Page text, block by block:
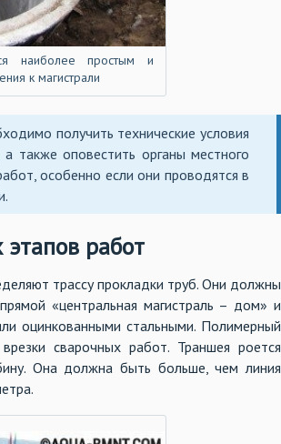
наиболее простым и
к магистрали
получить технические условия
также оповестить органы местного
особенно если они проводятся в
работ
трассу прокладки труб. Они должны
«центральная магистраль – дом» и
оцинкованными стальными. Полимерный
сварочных работ. Траншея роется
Она должна быть больше, чем линия